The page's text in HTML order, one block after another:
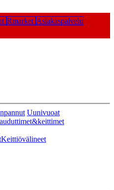
Rmarket Asiakaspalvelu
Uunivuoat
Keittiövälineet